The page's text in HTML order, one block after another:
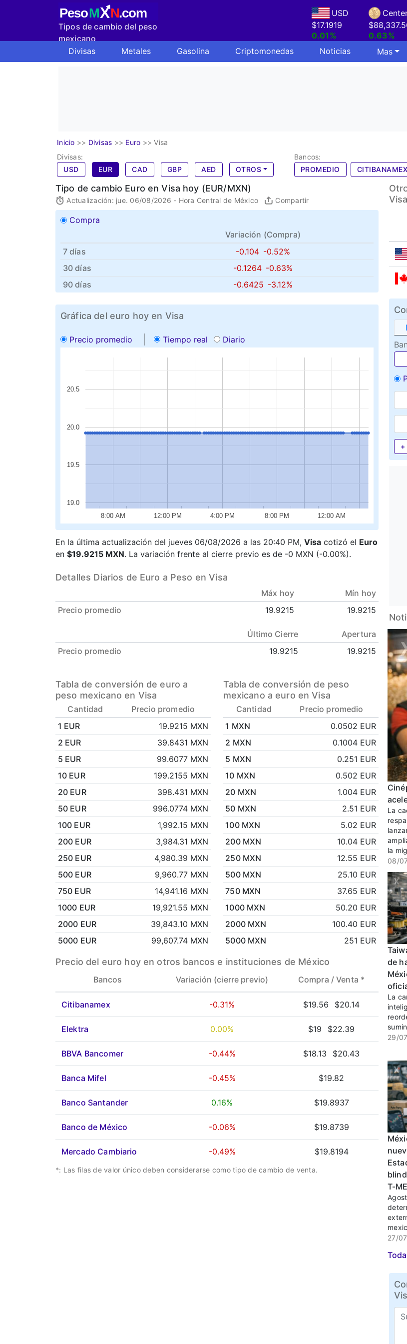
PesoMXN.com
Tipos de cambio del peso
mexicano
USD
$17.1919
0.01%
0.63%
Divisas
Metales Gasolina Criptomonedas Noticias Mas
Inicio >> Divisas >> Euro >>Visa
Divisas:
USD
EUR CAD GBP AED OTROS
Bancos:
PROMEDIO
CITIBANAMEX
Tipo de cambio Euro en Visa hoy (EUR/MXN)
Actualización: jue. 06/08/2026 - Hora Central de México Compartir
Compra
Variación (Compra)
7 días
-0.104 -0.52%
30 días
-0.1264 -0.63%
90 días
-0.6425 -3.12%
Gráfica del euro hoy en Visa
Precio promedio Tiempo real Diario
8:00 AM 12:00 PM 4:00 PM 8:00 PM 12:00 AM
19.0
19.5
20.0
20.5
En la última actualización del jueves 06/08/2026 a las 20:40 PM, Visa cotizó el Euro
en $19.9215 MXN. La variación frente al cierre previo es de -0 MXN (-0.00%).
Detalles Diarios de Euro a Peso en Visa
Máx hoy
Mín hoy
Precio promedio
19.9215 19.9215
Último Cierre
Apertura
Precio promedio
19.9215 19.9215
Tabla de conversión de euro a
peso mexicano en Visa
Cantidad
Precio promedio
1 EUR
19.9215 MXN
2 EUR
39.8431 MXN
5 EUR
99.6077 MXN
10 EUR
199.2155 MXN
20 EUR
398.431 MXN
50 EUR
996.0774 MXN
100 EUR
1,992.15 MXN
200 EUR
3,984.31 MXN
250 EUR
4,980.39 MXN
500 EUR
9,960.77 MXN
750 EUR
14,941.16 MXN
1000 EUR
19,921.55 MXN
2000 EUR
39,843.10 MXN
5000 EUR
99,607.74 MXN
Tabla de conversión de peso
mexicano a euro en Visa
Cantidad
Precio promedio
1 MXN
0.0502 EUR
2 MXN
0.1004 EUR
5 MXN
0.251 EUR
10 MXN
0.502 EUR
20 MXN
1.004 EUR
50 MXN
2.51 EUR
100 MXN
5.02 EUR
200 MXN
10.04 EUR
250 MXN
12.55 EUR
500 MXN
25.10 EUR
750 MXN
37.65 EUR
1000 MXN
50.20 EUR
2000 MXN
100.40 EUR
5000 MXN
251 EUR
Precio del euro hoy en otros bancos e instituciones de México
Bancos Variación (cierre previo) Compra /Venta *
Citibanamex -0.31% $19.56 $20.14
Elektra 0.00% $19 $22.39
BBVA Bancomer -0.44% $18.13 $20.43
Banca Mifel -0.45% $19.82
Banco Santander 0.16% $19.8937
Banco de México -0.06% $19.8739
Mercado Cambiario -0.49% $19.8194
*: Las filas de valor único deben considerarse como tipo de cambio de venta.
+
La
la
08/
de
La
29/
T-
27/